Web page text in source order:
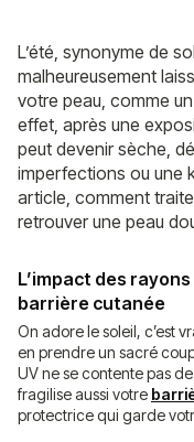
L’été, synonyme de
malheureusement
votre peau, comme
effet, après une
peut devenir sèche,
imperfections ou une
article, comment
retrouver une peau
L’impact des
barrière cutanée
On adore le soleil, c’est
en prendre un sacré
UV ne se contente pas
fragilise aussi votre
protectrice qui garde